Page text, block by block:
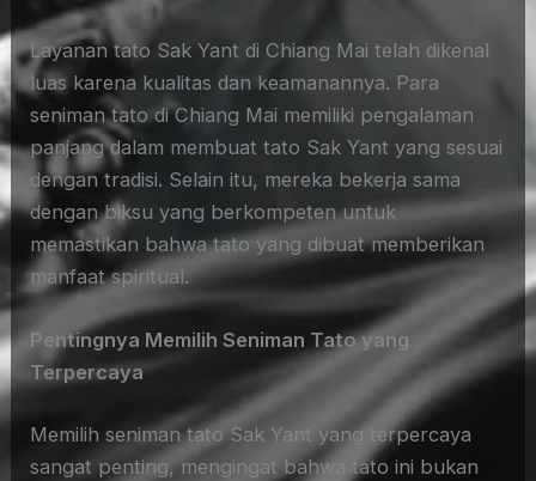
Layanan tato Sak Yant di Chiang Mai telah dikenal
luas karena kualitas dan keamanannya. Para
seniman tato di Chiang Mai memiliki pengalaman
panjang dalam membuat tato Sak Yant yang sesuai
dengan tradisi. Selain itu, mereka bekerja sama
dengan biksu yang berkompeten untuk
memastikan bahwa tato yang dibuat memberikan
manfaat spiritual.
Pentingnya Memilih Seniman Tato yang
Terpercaya
Memilih seniman tato Sak Yant yang terpercaya
sangat penting, mengingat bahwa tato ini bukan